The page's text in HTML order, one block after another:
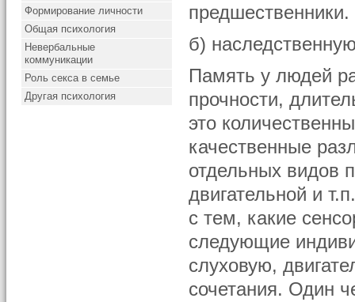
Формирование личности
Общая психология
Невербальные
коммуникации
Роль секса в семье
Другая психология
предшественники.
б)
Память у людей
прочности,
это
качественные
отдельных видов
двигательной и
с тем, какие
следующие
слуховую,
сочетания. Один